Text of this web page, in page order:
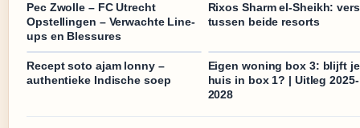
Pec Zwolle – FC Utrecht
Opstellingen – Verwachte Line-
ups en Blessures
Rixos Sharm el-Sheikh:
tussen beide resorts
Recept soto ajam lonny –
authentieke Indische soep
Eigen woning box 3: blijft je
huis in box 1? | Uitleg 2025-
2028